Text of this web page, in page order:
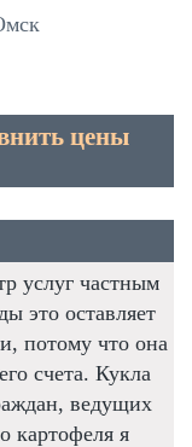
цены
услуг частным
это оставляет
потому что она
счета. Кукла
ведущих
картофеля я